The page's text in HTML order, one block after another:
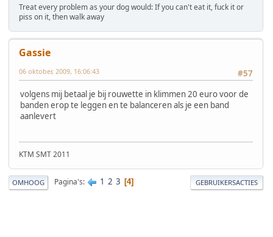
Treat every problem as your dog would: If you can't eat it, fuck it or
piss on it, then walk away
Gassie
#57
06 oktober, 2009, 16:06:43
volgens mij betaal je bij rouwette in klimmen 20 euro voor de
banden erop te leggen en te balanceren als je een band
aanlevert
KTM SMT 2011
OMHOOG Pagina's 1 2 3 4 GEBRUIKERSACTIES